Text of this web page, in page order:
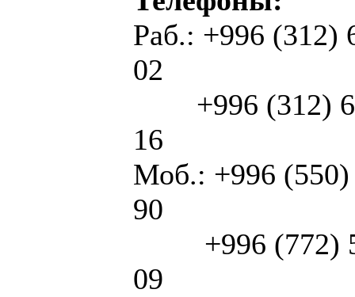
Раб.: +996 (312)
02
+996 (312)
16
Моб.: +996 (550)
90
+996 (772)
09